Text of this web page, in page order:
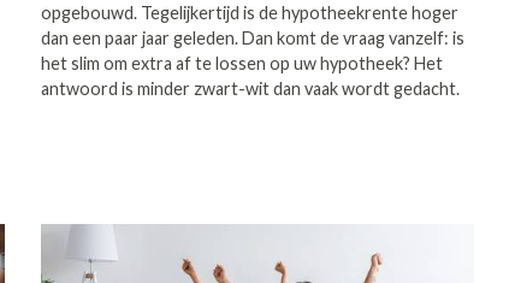
opgebouwd. Tegelijkertijd is de hypotheekrente hoger
dan een paar jaar geleden. Dan komt de vraag vanzelf: is
het slim om extra af te lossen op uw hypotheek? Het
antwoord is minder zwart-wit dan vaak wordt gedacht.